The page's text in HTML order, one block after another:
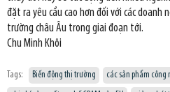
đặt ra yêu cầu cao hơn đối với các
trường châu Âu trong giai đoạn tới.
Chu Minh Khôi
Tags: Biến động thị trường
các sản phẩm công